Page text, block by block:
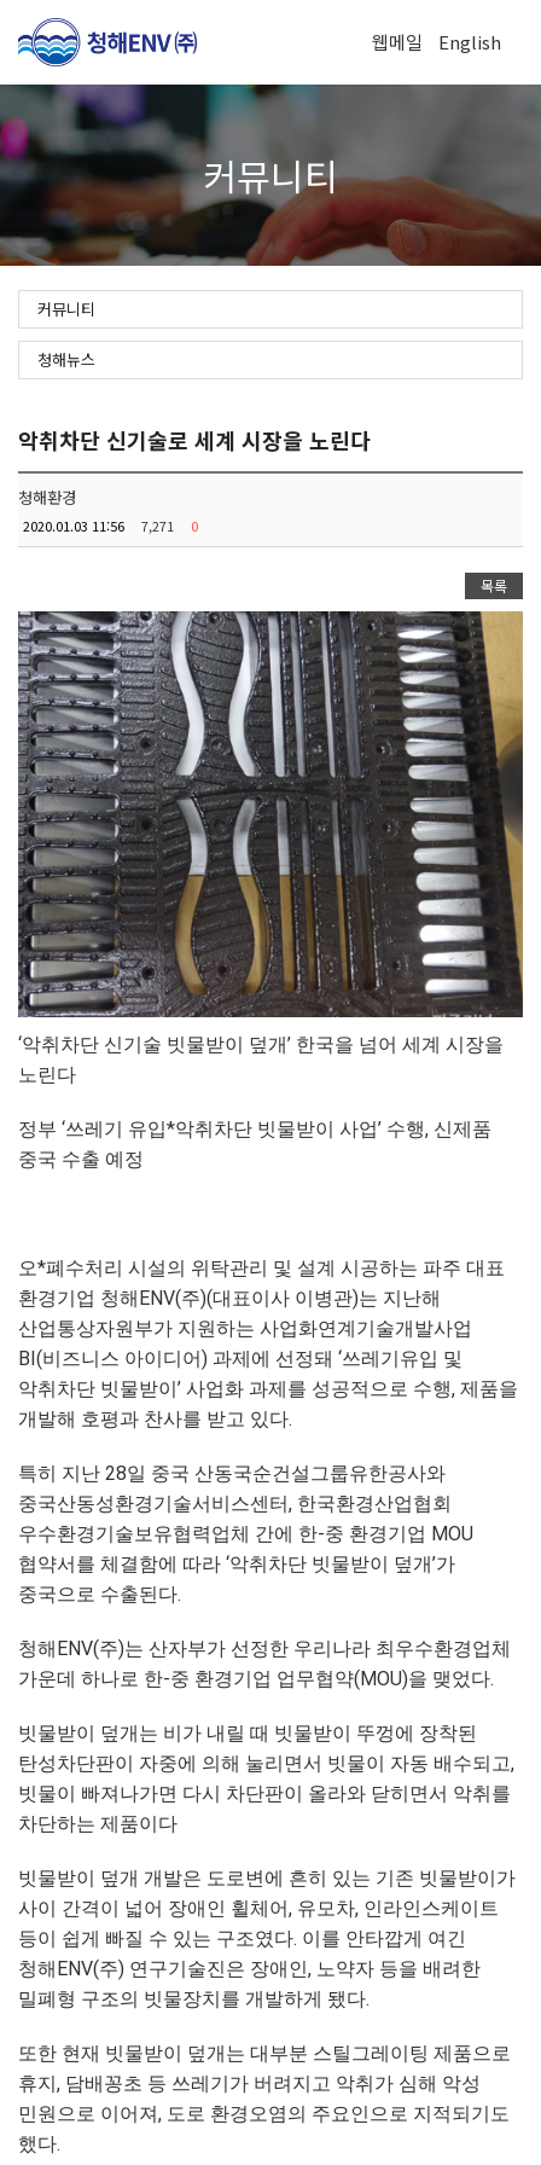
웹메일
English
커뮤니티
커뮤니티
청해뉴스
악취차단 신기술로 세계 시장을 노린다
청해환경
2020.01.03 11:56 7,271 0
목록
‘악취차단 신기술 빗물받이 덮개’ 한국을 넘어 세계 시장을
노린다
정부 ‘쓰레기 유입*악취차단 빗물받이 사업’ 수행, 신제품
중국 수출 예정
오*폐수처리 시설의 위탁관리 및 설계 시공하는 파주 대표
환경기업 청해ENV(주)(대표이사 이병관)는 지난해
산업통상자원부가 지원하는 사업화연계기술개발사업
BI(비즈니스 아이디어) 과제에 선정돼 ‘쓰레기유입 및
악취차단 빗물받이’ 사업화 과제를 성공적으로 수행, 제품을
개발해 호평과 찬사를 받고 있다.
특히 지난 28일 중국 산동국순건설그룹유한공사와
중국산동성환경기술서비스센터, 한국환경산업협회
우수환경기술보유협력업체 간에 한-중 환경기업 MOU
협약서를 체결함에 따라 ‘악취차단 빗물받이 덮개’가
중국으로 수출된다.
청해ENV(주)는 산자부가 선정한 우리나라 최우수환경업체
가운데 하나로 한-중 환경기업 업무협약(MOU)을 맺었다.
빗물받이 덮개는 비가 내릴 때 빗물받이 뚜껑에 장착된
탄성차단판이 자중에 의해 눌리면서 빗물이 자동 배수되고,
빗물이 빠져나가면 다시 차단판이 올라와 닫히면서 악취를
차단하는 제품이다
빗물받이 덮개 개발은 도로변에 흔히 있는 기존 빗물받이가
사이 간격이 넓어 장애인 휠체어, 유모차, 인라인스케이트
등이 쉽게 빠질 수 있는 구조였다. 이를 안타깝게 여긴
청해ENV(주) 연구기술진은 장애인, 노약자 등을 배려한
밀폐형 구조의 빗물장치를 개발하게 됐다.
또한 현재 빗물받이 덮개는 대부분 스틸그레이팅 제품으로
휴지, 담배꽁초 등 쓰레기가 버려지고 악취가 심해 악성
민원으로 이어져, 도로 환경오염의 주요인으로 지적되기도
했다.